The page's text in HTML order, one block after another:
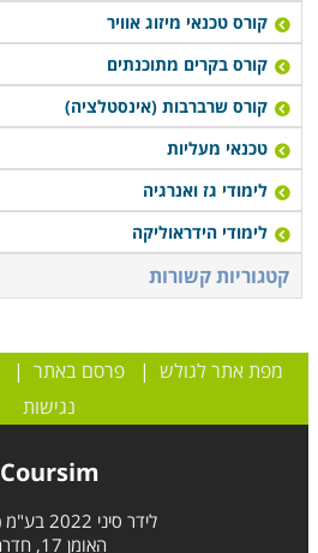
קורס טכנאי מיזוג אוויר
קורס בקרים מתוכנתים
קורס שרברבות (אינסטלציה)
טכנאי מעליות
לימודי גז ואנרגיה
לימודי הידראוליקה
קטגוריות קשורות
מפת אתר לגולש |פרסם באתר |
נגישות
Coursim
לידר סיני 2022 בע"מ (קורסים)
האומן 17, חדרה